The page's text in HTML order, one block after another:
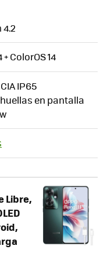
ColorOS 14
IP65
en pantalla
Libre,